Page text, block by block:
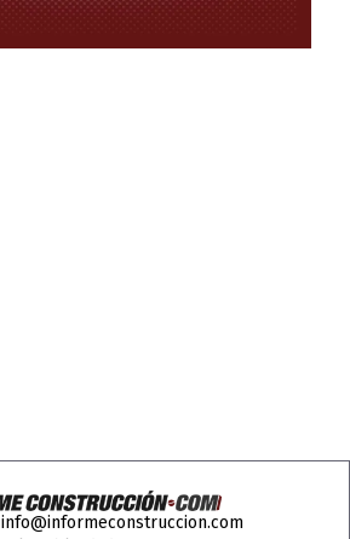
info@informeconstruccion.com